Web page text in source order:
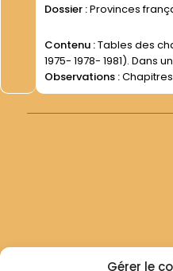
Gérer le
Dossier :Provinces
Contenu :Tables des charges et des familles (1972-
1975- 1978- 1981). Dans
Observations :
Archives